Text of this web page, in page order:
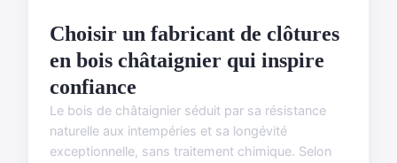
Choisir un fabricant de clôtures
en bois châtaignier qui inspire
confiance
Le bois de châtaignier séduit par sa résistance
naturelle aux intempéries et sa longévité
exceptionnelle, sans traitement chimique. Selon